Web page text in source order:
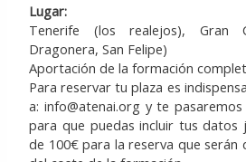
Lugar:
Tenerife (los realejos), Gran
Dragonera, San Felipe)
Aportación de la formación
Para reservar tu plaza es
a: info@atenai.org y te
para que puedas incluir tus
de 100€ para la reserva que